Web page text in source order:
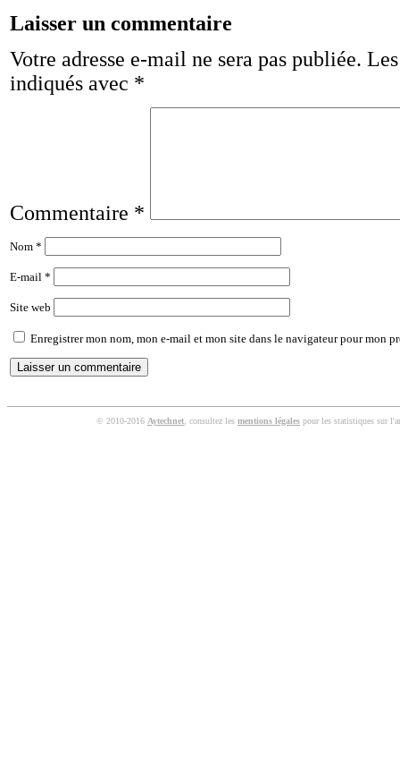
Laisser un commentaire
Votre adresse e-mail ne sera pas publiée.
indiqués avec *
Commentaire *
Nom *
E-mail *
Site web
Enregistrer mon nom, mon e-mail et mon site dans le navigateur pour mon
© 2010-2016 Aytechnet , consultez les mentions légales pour les statistiques sur